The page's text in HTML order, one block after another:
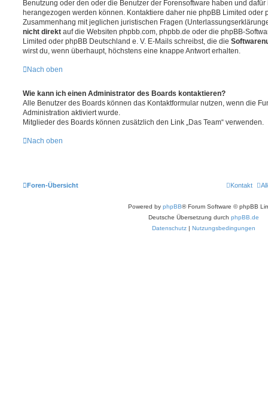
Benutzung oder den oder die Benutzer der Forensoftware haben und
herangezogen werden können. Kontaktiere daher nie phpBB Limited oder
Zusammenhang mit jeglichen juristischen Fragen
nicht direkt auf die Websiten phpbb.com, phpbb.de oder die phpBB-
Limited oder phpBB Deutschland e. V. E-Mails schreibst, die die
wirst du, wenn überhaupt, höchstens eine knappe Antwort erhalten.
Nach oben
Wie kann ich einen Administrator des Boards kontaktieren?
Alle Benutzer des Boards können das Kontaktformular nutzen, wenn die
Administration aktiviert wurde.
Mitglieder des Boards können zusätzlich den Link „Das Team“ verwenden.
Nach oben
Foren-Übersicht Kontakt
Powered by phpBB® Forum Software © phpBB
Deutsche Übersetzung durch phpBB.de
Datenschutz | Nutzungsbedingungen